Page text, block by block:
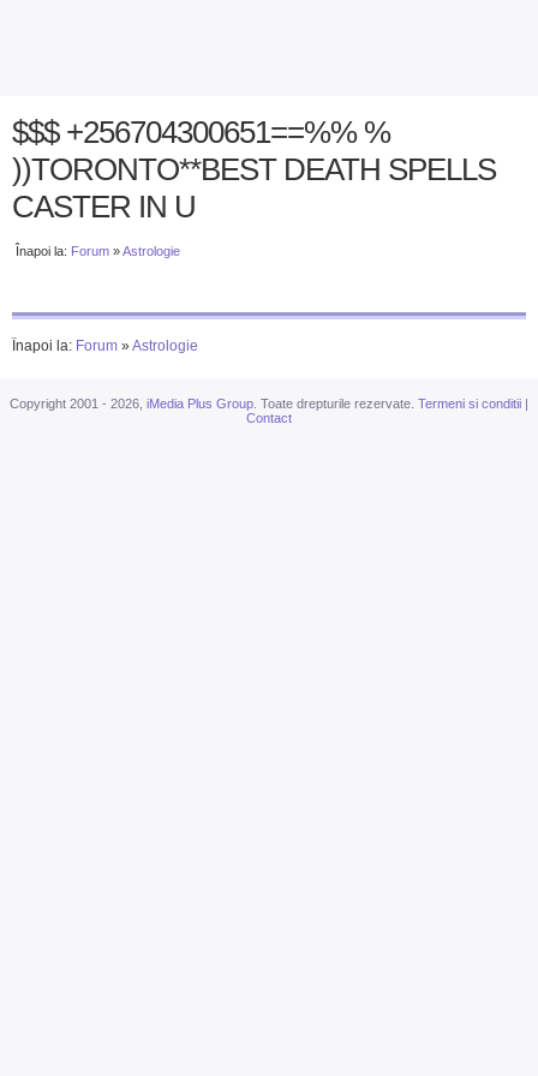
$$$ +256704300651==%% %
))TORONTO**BEST DEATH SPELLS
CASTER IN U
Înapoi la: Forum »Astrologie
Înapoi la: Forum »Astrologie
Copyright 2001 - 2026, iMedia Plus Group . Toate drepturile rezervate. Termeni si conditii |
Contact